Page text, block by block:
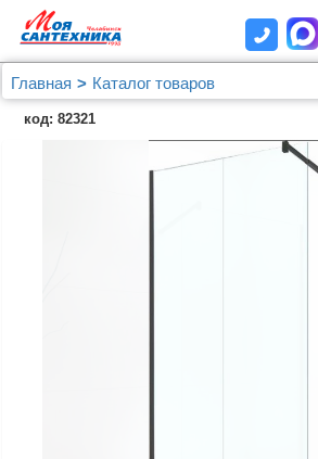
Главная
Каталог товаров
Душевые уголки, ограждения,
Душевые перегородки
Душевая перегородка Berges Sky
код: 82321